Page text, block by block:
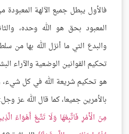
فالأول يبطل جميع الآلهة المعبودة
المعبود بحق هو الله وحده،
والبدع التي ما أنزل الله بها من
تحكيم القوانين الوضعية والآراء
هو تحكيم شريعة الله في كل شيء،
بالأمرين جميعا، كما قال الله عز